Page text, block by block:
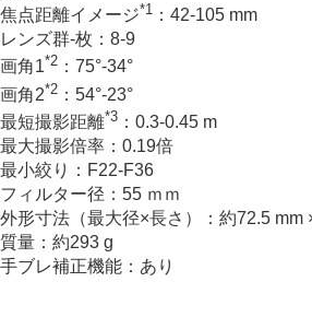
カメラをカスタマイズする
再生する
カメラの設定を変更する
スマートフォンでできること
パソコンでできること
クラウドサービスを利用する
資料
故障かな？と思ったら
焦点距離イメージ*1 ：42-105 mm
レンズ群-枚：8-9
画角1*2 ：75°-34°
画角2*2 ：54°-23°
最短撮影距離*3 ：0.3-0.45 m
最大撮影倍率：0.19倍
最小絞り：F22-F36
フィルター径：55 ｍｍ
外形寸法（最大径×長さ）：約72.5 mm
質量：約293 g
手ブレ補正機能：あり